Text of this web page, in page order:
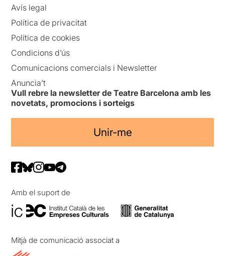
Avís legal
Política de privacitat
Política de cookies
Condicions d’ús
Comunicacions comercials i Newsletter
Anuncia’t
Vull rebre la newsletter de Teatre Barcelona amb les
novetats, promocions i sorteigs
Unir-me
Amb el suport de
Mitjà de comunicació associat a